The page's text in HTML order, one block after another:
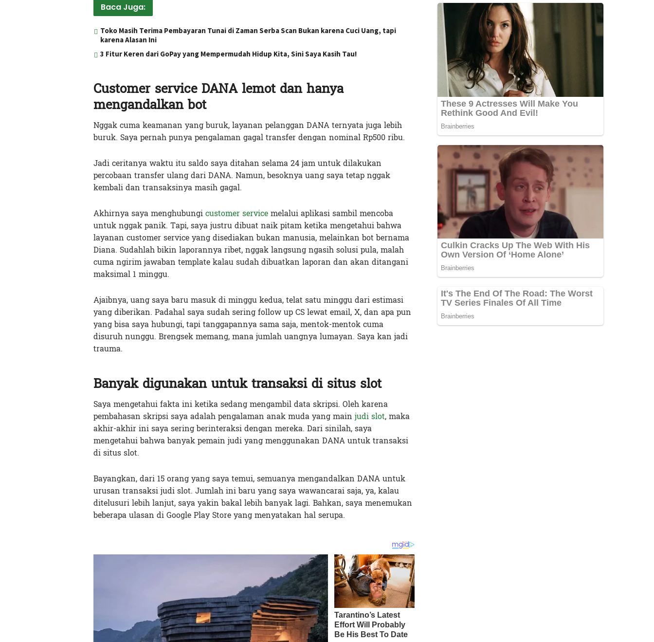
Baca Juga:
Toko Masih Terima Pembayaran Tunai di Zaman Serba Scan Bukan karena Cuci Uang, tapi
karena Alasan Ini
3 Fitur Keren dari GoPay yang Mempermudah Hidup Kita, Sini Saya Kasih Tau!
Customer service DANA lemot dan hanya
mengandalkan bot
Nggak cuma keamanan yang buruk, layanan pelanggan DANA ternyata juga lebih
buruk. Saya pernah punya pengalaman gagal transfer dengan nominal Rp500 ribu.
Jadi ceritanya waktu itu saldo saya ditahan selama 24 jam untuk dilakukan
percobaan transfer ulang dari DANA. Namun, besoknya uang saya tetap nggak
kembali dan transaksinya masih gagal.
Akhirnya saya menghubungicustomer servicemelalui aplikasi sambil mencoba
untuk nggak panik. Tapi, saya justru dibuat naik pitam ketika mengetahui bahwa
layanan customer service yang disediakan bukan manusia, melainkan bot bernama
Diana. Sudahlah bikin laporannya ribet, nggak langsung ngasih solusi pula, malah
cuma ngirim jawaban template kalau sudah dibuatkan laporan dan akan ditangani
maksimal 1 minggu.
Ajaibnya, uang saya baru masuk di minggu kedua, telat satu minggu dari estimasi
yang diberikan. Padahal saya sudah sering follow up CS lewat email, X, dan apa pun
yang bisa saya hubungi, tapi tanggapannya sama saja, mentok-mentok cuma
disuruh nunggu. Brengsek memang, mana jumlah uangnya lumayan. Saya kan jadi
trauma.
Banyak digunakan untuk transaksi di situs slot
Saya mengetahui fakta ini ketika sedang mengambil data skripsi. Oleh karena
pembahasan skripsi saya adalah pengalaman anak muda yang mainjudi slot, maka
akhir-akhir ini saya sering berinteraksi dengan mereka. Dari sinilah, saya
mengetahui bahwa banyak pemain judi yang menggunakan DANA untuk transaksi
di situs slot.
Bayangkan, dari 15 orang yang saya temui, semuanya mengandalkan DANA untuk
urusan transaksi judi slot. Jumlah ini baru yang saya wawancarai saja, ya, kalau
ditelusuri lebih lanjut, saya yakin bakal lebih banyak lagi. Bahkan, saya menemukan
beberapa ulasan di Google Play Store yang menyatakan hal serupa.